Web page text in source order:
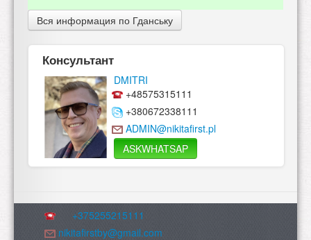
Вся информация по Гданську
Консультант
DMITRI
+48575315111
+380672338111
ADMIN@nikitafirst.pl
ASKWHATSAP
+375255215111
nikitafirstby@gmail.com